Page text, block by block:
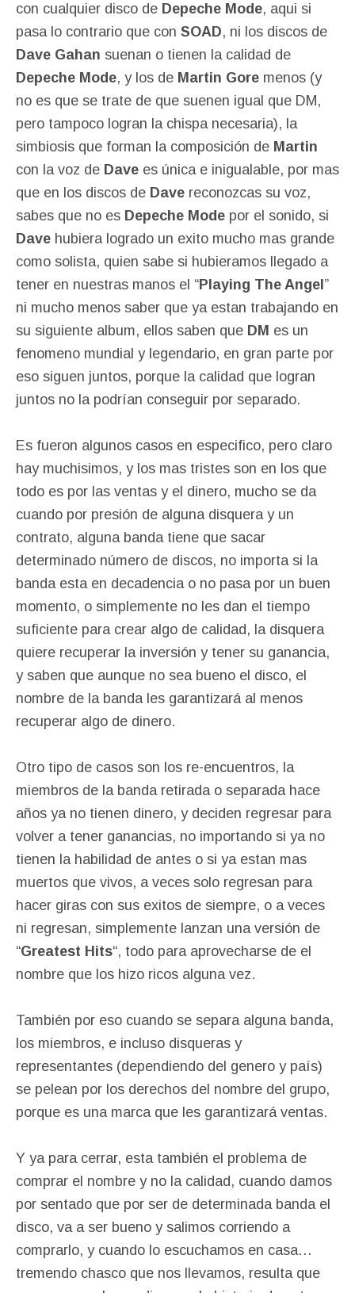
con cualquier disco de Depeche Mode, aqui si
pasa lo contrario que con SOAD, ni los discos de
Dave Gahan suenan o tienen la calidad de
Depeche Mode, y los de Martin Gore menos (y
no es que se trate de que suenen igual que DM,
pero tampoco logran la chispa necesaria), la
simbiosis que forman la composición de Martin
con la voz de Dave es única e inigualable, por mas
que en los discos de Dave reconozcas su voz,
sabes que no es Depeche Mode por el sonido, si
Dave hubiera logrado un exito mucho mas grande
como solista, quien sabe si hubieramos llegado a
tener en nuestras manos el “Playing The Angel ”
ni mucho menos saber que ya estan trabajando en
su siguiente album, ellos saben que DM es un
fenomeno mundial y legendario, en gran parte por
eso siguen juntos, porque la calidad que logran
juntos no la podrían conseguir por separado.
Es fueron algunos casos en especifico, pero claro
hay muchisimos, y los mas tristes son en los que
todo es por las ventas y el dinero, mucho se da
cuando por presión de alguna disquera y un
contrato, alguna banda tiene que sacar
determinado número de discos, no importa si la
banda esta en decadencia o no pasa por un buen
momento, o simplemente no les dan el tiempo
suficiente para crear algo de calidad, la disquera
quiere recuperar la inversión y tener su ganancia,
y saben que aunque no sea bueno el disco, el
nombre de la banda les garantizará al menos
recuperar algo de dinero.
Otro tipo de casos son los re-encuentros, la
miembros de la banda retirada o separada hace
años ya no tienen dinero, y deciden regresar para
volver a tener ganancias, no importando si ya no
tienen la habilidad de antes o si ya estan mas
muertos que vivos, a veces solo regresan para
hacer giras con sus exitos de siempre, o a veces
ni regresan, simplemente lanzan una versión de
“Greatest Hits“, todo para aprovecharse de el
nombre que los hizo ricos alguna vez.
También por eso cuando se separa alguna banda,
los miembros, e incluso disqueras y
representantes (dependiendo del genero y país)
se pelean por los derechos del nombre del grupo,
porque es una marca que les garantizará ventas.
Y ya para cerrar, esta también el problema de
comprar el nombre y no la calidad, cuando damos
por sentado que por ser de determinada banda el
disco, va a ser bueno y salimos corriendo a
comprarlo, y cuando lo escuchamos en casa…
tremendo chasco que nos llevamos, resulta que